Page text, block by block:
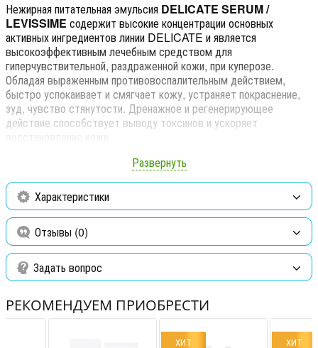
Нежирная питательная эмульсия DELICATE SERUM /
LEVISSIME содержит высокие концентрации основных
активных ингредиентов линии DELICATE и является
высокоэффективным лечебным средством для
гиперчувствительной, раздраженной кожи, при куперозе.
Обладая выраженным противовоспалительным действием,
быстро успокаивает и смягчает кожу, устраняет покраснение,
зуд, чувство стянутости. Дренажное и регенерирующее
действие способствует выводу токсинов и ускоряет
Сыворотка идеально подходит для ухода за кожей с повышенной
и косметических препаратов.
Применение:Небольшое количество сыворотки нанесите на
участки с раздраженной, покрасневшей кожей и на зоны с
куперозом, впитайте массажными движениями. Может
использоваться как самостоятельное средство.
Развернуть
Характеристики
Отзывы (0)
Задать вопрос
РЕКОМЕНДУЕМ ПРИОБРЕСТИ
ХИТ ХИТ